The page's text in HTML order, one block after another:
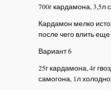
700г кардамона, 3,5л
Кардамон мелко
после чего влить
Вариант 6
25г кардамона, 4г
самогона, 1л